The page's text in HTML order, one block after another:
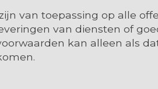
van toepassing op alle
van diensten of
kan alleen als